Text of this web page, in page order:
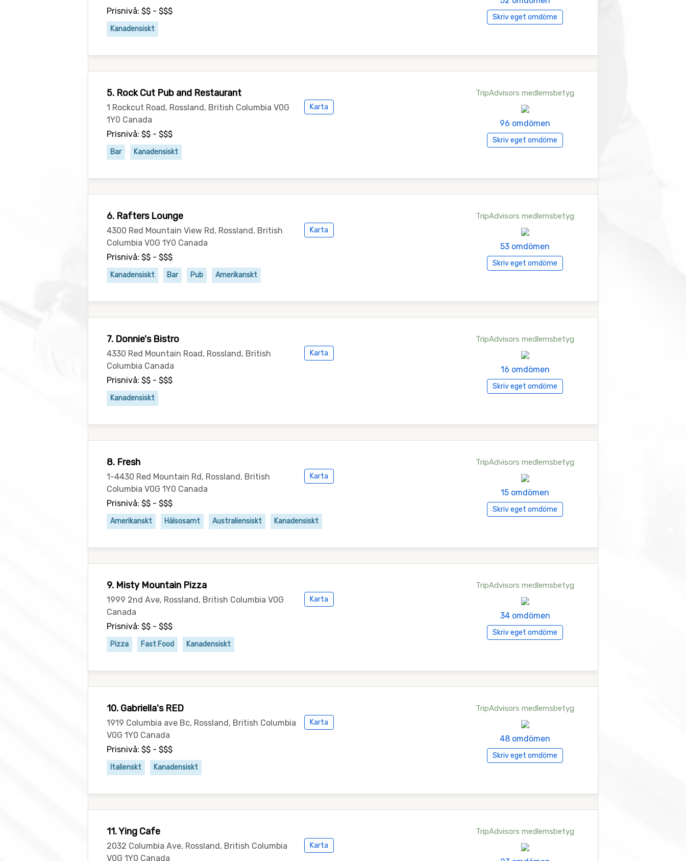
Prisnivå: $$ - $$$
Kanadensiskt
Skriv eget omdöme
5. Rock Cut Pub and Restaurant
1 Rockcut Road, Rossland, British Columbia V0G
1Y0 Canada
Karta
Prisnivå: $$ - $$$
Bar Kanadensiskt
TripAdvisors medlemsbetyg
96 omdömen
Skriv eget omdöme
6. Rafters Lounge
4300 Red Mountain View Rd, Rossland, British
Columbia V0G 1Y0 Canada
Karta
Prisnivå: $$ - $$$
Kanadensiskt Bar Pub Amerikanskt
TripAdvisors medlemsbetyg
53 omdömen
Skriv eget omdöme
7. Donnie's Bistro
4330 Red Mountain Road, Rossland, British
Columbia Canada
Karta
Prisnivå: $$ - $$$
Kanadensiskt
TripAdvisors medlemsbetyg
16 omdömen
Skriv eget omdöme
8. Fresh
1-4430 Red Mountain Rd, Rossland, British
Columbia V0G 1Y0 Canada
Karta
Prisnivå: $$ - $$$
Amerikanskt Hälsosamt Australiensiskt Kanadensiskt
TripAdvisors medlemsbetyg
15 omdömen
Skriv eget omdöme
9. Misty Mountain Pizza
1999 2nd Ave, Rossland, British Columbia V0G
Canada
Karta
Prisnivå: $$ - $$$
Pizza Fast Food Kanadensiskt
TripAdvisors medlemsbetyg
34 omdömen
Skriv eget omdöme
10. Gabriella's RED
1919 Columbia ave Bc, Rossland, British Columbia
V0G 1Y0 Canada
Karta
Prisnivå: $$ - $$$
Italienskt Kanadensiskt
TripAdvisors medlemsbetyg
48 omdömen
Skriv eget omdöme
11. Ying Cafe
2032 Columbia Ave, Rossland, British Columbia
V0G 1Y0 Canada
Karta
TripAdvisors medlemsbetyg